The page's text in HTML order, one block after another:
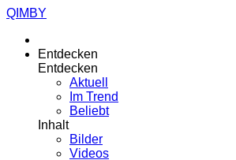
QIMBY
Entdecken
Entdecken
Aktuell
Im Trend
Beliebt
Inhalt
Bilder
Videos